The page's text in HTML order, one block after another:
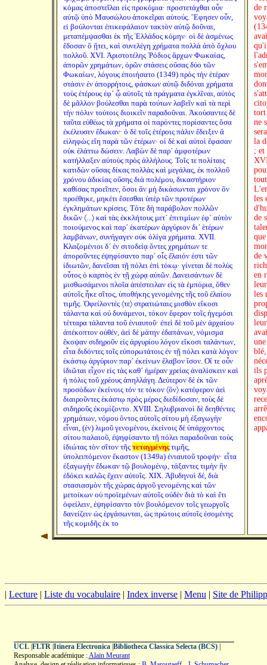
κόμας ἀποστεῖλαι εἰς προκόμια· προστετάχθαι οὖν
αὐτῷ ὑπὸ Μαυσώλου ἀποκεῖραι αὐτούς. Ἔφησεν οὖν,
εἰ βούλονται ἐπικεφάλαιον τακτὸν αὐτῷ δοῦναι,
μεταπέμψασθαι ἐκ τῆς Ἑλλάδος κόμην· οἱ δὲ ἀσμένως
ἔδοσαν ὃ ᾔτει, καὶ συνελέγη χρήματα πολλὰ ἀπὸ ὄχλου
πολλοῦ. XVI. Ἀριστοτέλης Ῥόδιος ἄρχων Φωκαίας,
ἀπορῶν χρημάτων, ὁρῶν στάσεις οὔσας δύο τῶν
Φωκαίων, λόγους ἐποιήσατο (1349) πρὸς τὴν ἑτέραν
στάσιν ἐν ἀπορρήτοις, φάσκων αὑτῷ διδόναι χρήματα
τοὺς ἑτέρους ἐφ´ ᾧ αὐτοῖς τὰ πράγματα ἐγκλῖναι, αὐτὸς
δὲ μᾶλλον βούλεσθαι παρὰ τούτων λαβεῖν καὶ τὰ περὶ
τὴν πόλιν τούτοις διοικεῖν παραδοῦναι. Ἀκούσαντες δὲ
ταῦτα εὐθέως τὰ χρήματα οἱ παρόντες πορίσαντες ὅσα
ἐκέλευσεν ἔδωκαν· ὁ δὲ τοῖς ἑτέροις πάλιν ἔδειξεν ἃ
εἰληφὼς εἴη παρὰ τῶν ἑτέρων· οἱ δὲ καὶ αὐτοὶ ἔφασαν
οὐκ ἐλάττω δώσειν. Λαβὼν δὲ παρ´ ἀμφοτέρων
κατήλλαξεν αὐτοὺς πρὸς ἀλλήλους. Τοῖς τε πολίταις
κατιδὼν οὔσας δίκας πολλὰς καὶ μεγάλας, ἐκ πολλοῦ
χρόνου ἀδικίας οὔσης διὰ πολέμου, δικαστήριον
καθίσας προεῖπεν, ὅσοι ἂν μὴ δικάσωνται χρόνον ὃν
προέθηκε, μηκέτι ἔσεσθαι ὑπὲρ τῶν προτέρων
ἐγκλημάτων κρίσεις. Τότε δὴ παράβολον πολλῶν
δικῶν 〈...〉 καὶ τὰς ἐκκλήτους μετ´ ἐπιτιμίων ἐφ´ αὑτὸν
ποιούμενος καὶ παρ´ ἑκατέρων ἀργύριον δι´ ἑτέρων
λαμβάνων, συνήγαγεν οὐκ ὀλίγα χρήματα. XVII.
Κλαζομένιοι δ´ ἐν σιτοδείᾳ ὄντες χρημάτων τε
ἀποροῦντες ἐψηφίσαντο παρ´ οἷς ἔλαιόν ἐστι τῶν
ἰδιωτῶν, δανεῖσαι τῇ πόλει ἐπὶ τόκῳ· γίνεται δὲ πολὺς
οὗτος ὁ καρπὸς ἐν τῇ χώρᾳ αὐτῶν. Δανεισάντων δὲ
μισθωσάμενοι πλοῖα ἀπέστειλαν εἰς τὰ ἐμπόρια, ὅθεν
αὐτοῖς ἧκε σῖτος, ὑποθήκης γενομένης τῆς τοῦ ἐλαίου
τιμῆς. Ὀφείλοντές 〈τε〉 στρατιώταις μισθὸν εἴκοσι
τάλαντα καὶ οὐ δυνάμενοι, τόκον ἔφερον τοῖς ἡγεμόσι
τέτταρα τάλαντα τοῦ ἐνιαυτοῦ· ἐπεὶ δὲ τοῦ μὲν ἀρχαίου
ἀπέκοπτον οὐθέν, ἀεὶ δὲ μάτην ἐδαπάνων, νόμισμα
ἔκοψαν σιδηροῦν εἰς ἀργυρίου λόγον εἴκοσι ταλάντων,
εἶτα διδόντες τοῖς εὐπορωτάτοις ἐν τῇ πόλει κατὰ λόγον
ἑκάστῳ ἀργύριον παρ´ ἐκείνων ἔλαβον ἴσον. Οἵ τε οὖν
ἰδιῶται εἶχον εἰς τὰς καθ´ ἡμέραν χρείας ἀναλίσκειν καὶ
ἡ πόλις τοῦ χρέους ἀπηλλάγη. Δεύτερον δὲ ἐκ τῶν
προσόδων ἐκείνοις τόν τε τόκον 〈ὃν〉 κατέφερον ἀεὶ
διαιροῦντες ἑκάστῳ πρὸς μέρος διεδίδοσαν, τοὺς δὲ
σιδηροῦς ἐκομίζοντο. XVIII. Σηλυβριανοὶ δὲ δεηθέντες
χρημάτων, νόμου ὄντος αὐτοῖς σίτου μὴ ἐξαγωγὴν
εἶναι, (ἐν) λιμοῦ γενομένου, ἐκείνοις δὲ ὑπάρχοντος
σίτου παλαιοῦ, ἐψηφίσαντο τῇ πόλει παραδοῦναι τοὺς
ἰδιώτας τὸν σῖτον τῆς τεταγμένηςτιμῆς,
ὑπολειπόμενον ἕκαστον (1349a) ἐνιαυτοῦ τροφήν· εἶτα
ἐξαγωγὴν ἔδωκαν τῷ βουλομένῳ, τάξαντες τιμὴν ἣν
ἐδόκει καλῶς ἔχειν αὐτοῖς. XIX. Ἀβυδηνοὶ δέ, διὰ
στασιασμὸν τῆς χώρας ἀργοῦ γενομένης καὶ τῶν
μετοίκων οὐ προϊεμένων αὐτοῖς οὐδὲν διὰ τὸ καὶ ἔτι
ὀφείλειν, ἐψηφίσαντο τὸν βουλόμενον τοῖς γεωργοῖς
δανείζειν ὡς ἐργάσωνται, ὡς πρώτοις αὐτοῖς ἐσομένης
τῆς κομιδῆς ἐκ το
de
tort
ne
la
; et
les
de
de
en
les
ils
| Lecture | Liste du vocabulaire | Index inverse | Menu | Site de
UCL| FLTR| Itinera Electronica| Bibliotheca Classica Selecta (BCS)|
Responsable académique :Alain Meurant